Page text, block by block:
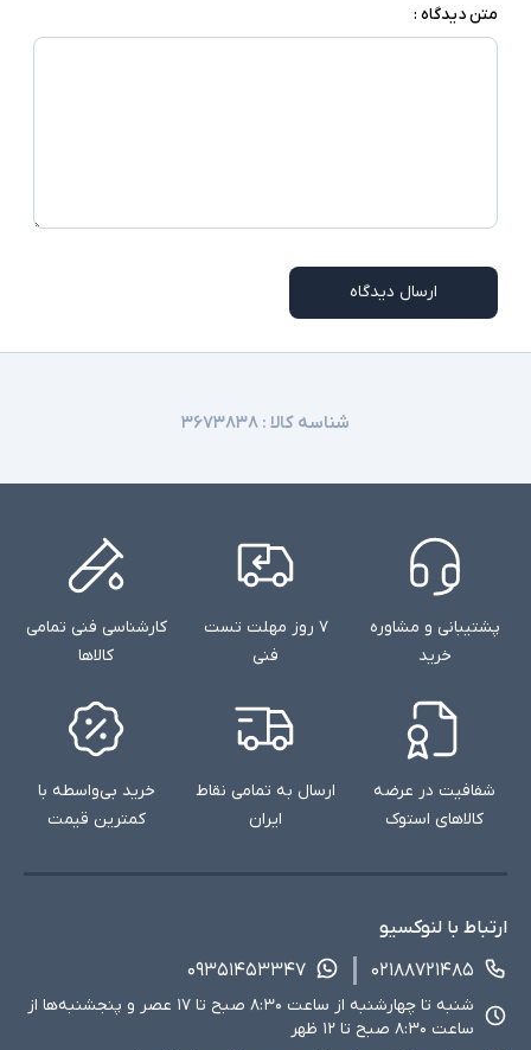
میدان دور
اقلام همراه شارژر استاندارد به همراه کابل برق
تشخیص چهره در همه مدلها وجود ندارند
متن دیدگاه :
ارسال دیدگاه
شناسه کالا : ۳۶۷۳۸۳۸
پشتیبانی و مشاوره
خرید
۷ روز مهلت تست
فنی
کارشناسی فنی تمامی
کالاها
شفافیت در عرضه
کالاهای استوک
ارسال به تمامی نقاط
ایران
خرید بی‌واسطه با
کمترین قیمت
ارتباط با لنوکسیو
۰۲۱۸۸۷۲۱۴۸۵
۰۹۳۵۱۴۵۳۳۴۷
شنبه تا چهارشنبه از ساعت ۸:۳۰ صبح تا ۱۷ عصر و پنجشنبه‌ها از
ساعت ۸:۳۰ صبح تا ۱۲ ظهر